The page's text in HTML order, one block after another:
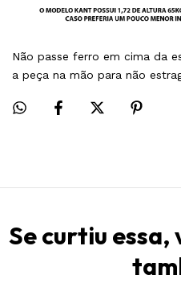
Não passe ferro em cima da
a peça na mão para não
Se curtiu essa,